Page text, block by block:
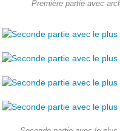
Première partie avec